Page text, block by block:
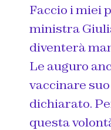
Faccio i miei
ministra
diventerà
Le auguro
vaccinare
dichiarato.
questa